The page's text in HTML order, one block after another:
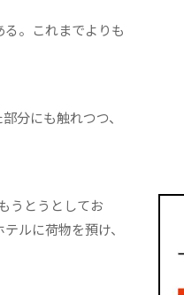
。これまでよりも
分にも触れつつ、
うとうとしてお
ルに荷物を預け、